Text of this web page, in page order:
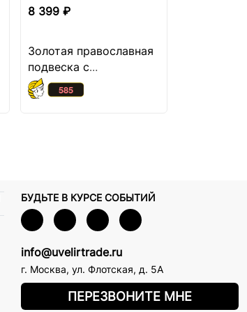
8 399 ₽
Золотая православная
подвеска с
бриллиантом
БУДЬТЕ В КУРСЕ СОБЫТИЙ
info@uvelirtrade.ru
г. Москва, ул. Флотская, д. 5А
ПЕРЕЗВОНИТЕ МНЕ